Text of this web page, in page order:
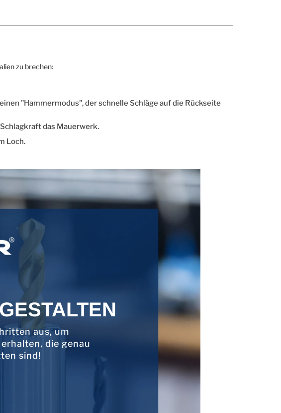
zu brechen:
"Hammermodus", der schnelle Schläge auf die Rückseite
das Mauerwerk.
Loch.
aus, um
die genau
sind!